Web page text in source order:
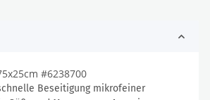
#6238700
Beseitigung mikrofeiner